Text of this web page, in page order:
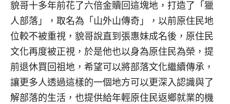
貌哥十多年前花了六倍金贖回這塊地，打造了「獵
人部落」，取名為「山外山傳奇」，以前原住民地
位較不被重視，貌哥說直到張惠妹成名後，原住民
文化再度被正視，於是他也以身為原住民為榮，提
前退休買回祖地，希望可以將部落文化繼續傳承，
讓更多人透過這樣的一個地方可以更深入認識與了
解部落的生活，也提供給年輕原住民返鄉就業的機